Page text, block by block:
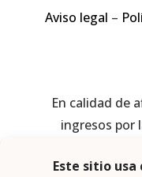
Aviso legal –
En calidad de
ingresos por